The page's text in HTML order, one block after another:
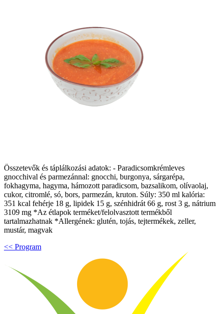
Összetevők és táplálkozási adatok: - Paradicsomkrémleves
gnocchival és parmezánnal: gnocchi, burgonya, sárgarépa,
fokhagyma, hagyma, hámozott paradicsom, bazsalikom, olívaolaj,
cukor, citromlé, só, bors, parmezán, kruton. Súly: 350 ml kalória:
351 kcal fehérje 18 g, lipidek 15 g, szénhidrát 66 g, rost 3 g, nátrium
3109 mg *Az étlapok terméket/felolvasztott termékből
tartalmazhatnak *Allergének: glutén, tojás, tejtermékek, zeller,
mustár, magvak
<< Program